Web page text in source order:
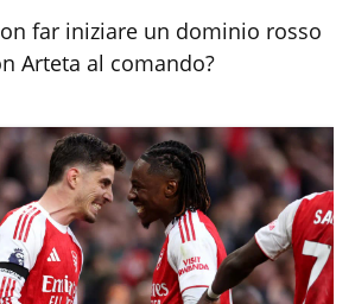
far iniziare un dominio rosso
Arteta al comando?